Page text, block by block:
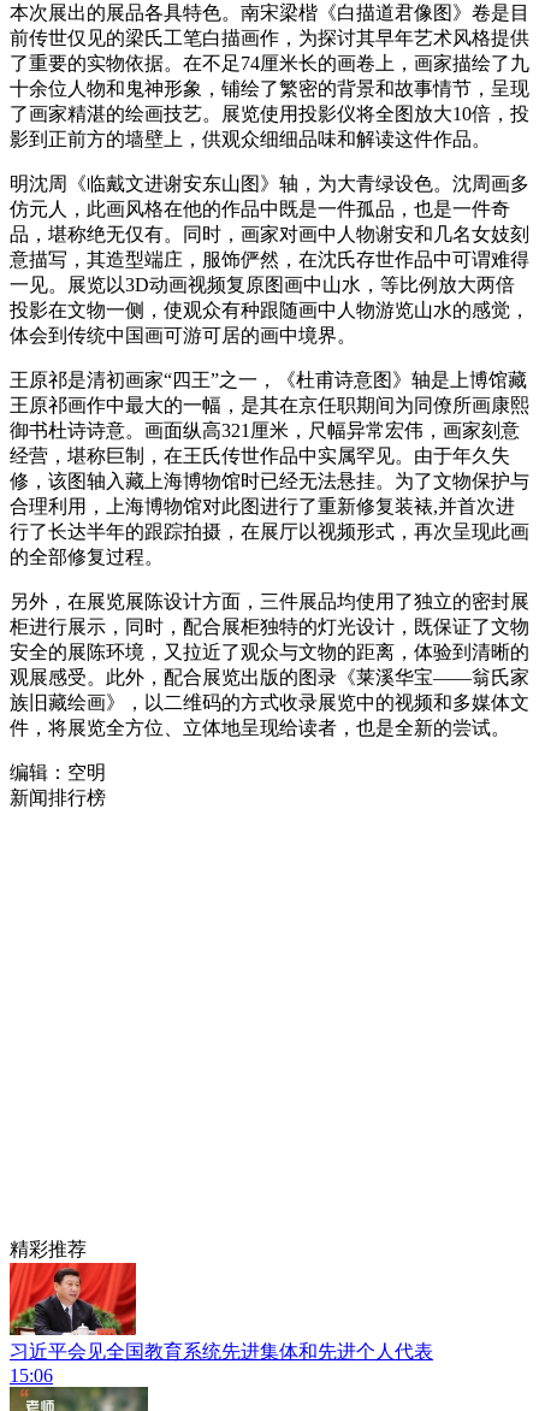
本次展出的展品各具特色。南宋梁楷《白描道君像图》卷是目
前传世仅见的梁氏工笔白描画作，为探讨其早年艺术风格提供
了重要的实物依据。在不足74厘米长的画卷上，画家描绘了九
十余位人物和鬼神形象，铺绘了繁密的背景和故事情节，呈现
了画家精湛的绘画技艺。展览使用投影仪将全图放大10倍，投
影到正前方的墙壁上，供观众细细品味和解读这件作品。
明沈周《临戴文进谢安东山图》轴，为大青绿设色。沈周画多
仿元人，此画风格在他的作品中既是一件孤品，也是一件奇
品，堪称绝无仅有。同时，画家对画中人物谢安和几名女妓刻
意描写，其造型端庄，服饰俨然，在沈氏存世作品中可谓难得
一见。展览以3D动画视频复原图画中山水，等比例放大两倍
投影在文物一侧，使观众有种跟随画中人物游览山水的感觉，
体会到传统中国画可游可居的画中境界。
王原祁是清初画家“四王”之一，《杜甫诗意图》轴是上博馆藏
王原祁画作中最大的一幅，是其在京任职期间为同僚所画康熙
御书杜诗诗意。画面纵高321厘米，尺幅异常宏伟，画家刻意
经营，堪称巨制，在王氏传世作品中实属罕见。由于年久失
修，该图轴入藏上海博物馆时已经无法悬挂。为了文物保护与
合理利用，上海博物馆对此图进行了重新修复装裱,并首次进
行了长达半年的跟踪拍摄，在展厅以视频形式，再次呈现此画
的全部修复过程。
另外，在展览展陈设计方面，三件展品均使用了独立的密封展
柜进行展示，同时，配合展柜独特的灯光设计，既保证了文物
安全的展陈环境，又拉近了观众与文物的距离，体验到清晰的
观展感受。此外，配合展览出版的图录《莱溪华宝——翁氏家
族旧藏绘画》，以二维码的方式收录展览中的视频和多媒体文
件，将展览全方位、立体地呈现给读者，也是全新的尝试。
编辑：空明
新闻排行榜
精彩推荐
习近平会见全国教育系统先进集体和先进个人代表
15:06